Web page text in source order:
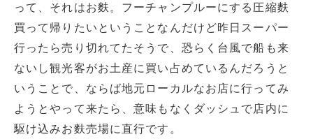
って、それはお麩。フーチャンプルーにする圧縮麩
買って帰りたいということなんだけど昨日スーパー
行ったら売り切れてたそうで、恐らく台風で船も来
ないし観光客がお土産に買い占めているんだろうと
いうことで、ならば地元ローカルなお店に行ってみ
ようとやって来たら、意味もなくダッシュで店内に
駆け込みお麩売場に直行です。